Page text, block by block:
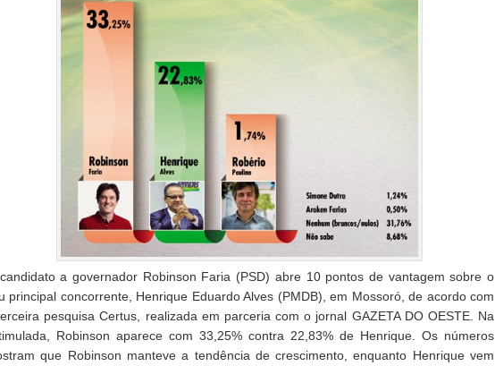
a governador Robinson Faria (PSD) abre 10 pontos de vantagem sobre o
principal concorrente, Henrique Eduardo Alves (PMDB), em Mossoró, de acordo com
pesquisa Certus, realizada em parceria com o jornal GAZETA DO OESTE. Na
Robinson aparece com 33,25% contra 22,83% de Henrique. Os números
que Robinson manteve a tendência de crescimento, enquanto Henrique vem